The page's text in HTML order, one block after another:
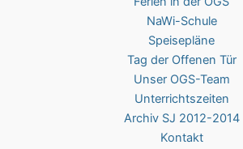
NaWi-Schule
Speisepläne
Tag der Offenen Tür
Unser OGS-Team
Unterrichtszeiten
Archiv SJ 2012-2014
Kontakt